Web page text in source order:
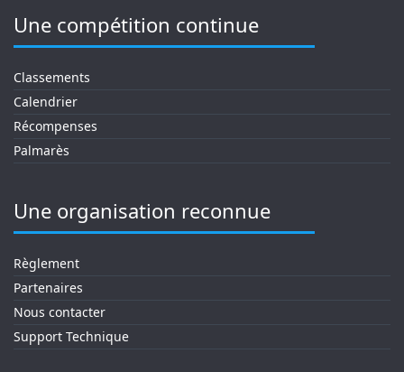
Une compétition continue
Classements
Calendrier
Récompenses
Palmarès
Une organisation reconnue
Règlement
Partenaires
Nous contacter
Support Technique